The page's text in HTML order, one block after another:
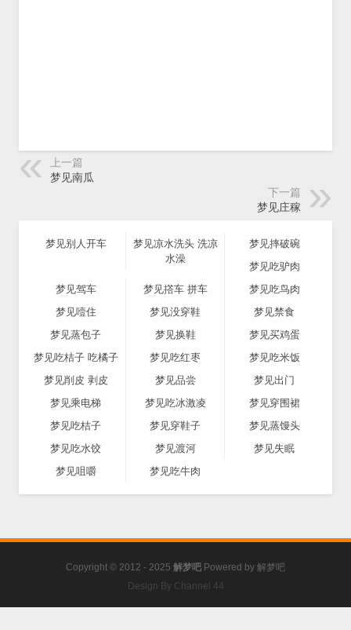
上一篇
梦见南瓜
下一篇
梦见庄稼
梦见别人开车
梦见凉水洗头 洗凉
水澡
梦见摔破碗
梦见吃驴肉
梦见驾车
梦见撘车 拼车
梦见吃鸟肉
梦见噎住
梦见没穿鞋
梦见禁食
梦见蒸包子
梦见换鞋
梦见买鸡蛋
梦见吃桔子 吃橘子
梦见吃红枣
梦见吃米饭
梦见削皮 剥皮
梦见品尝
梦见出门
梦见乘电梯
梦见吃冰激凌
梦见穿围裙
梦见吃桔子
梦见穿鞋子
梦见蒸馒头
梦见吃水饺
梦见渡河
梦见失眠
梦见咀嚼
梦见吃牛肉
Copyright © 2012 - 2025 解梦吧 Powered by 解梦吧
Design By Channel 44